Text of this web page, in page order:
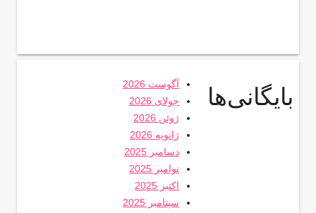
بایگانی‌ها
آگوست 2026
جولای 2026
ژوئن 2026
ژانویه 2026
دسامبر 2025
نوامبر 2025
اکتبر 2025
سپتامبر 2025